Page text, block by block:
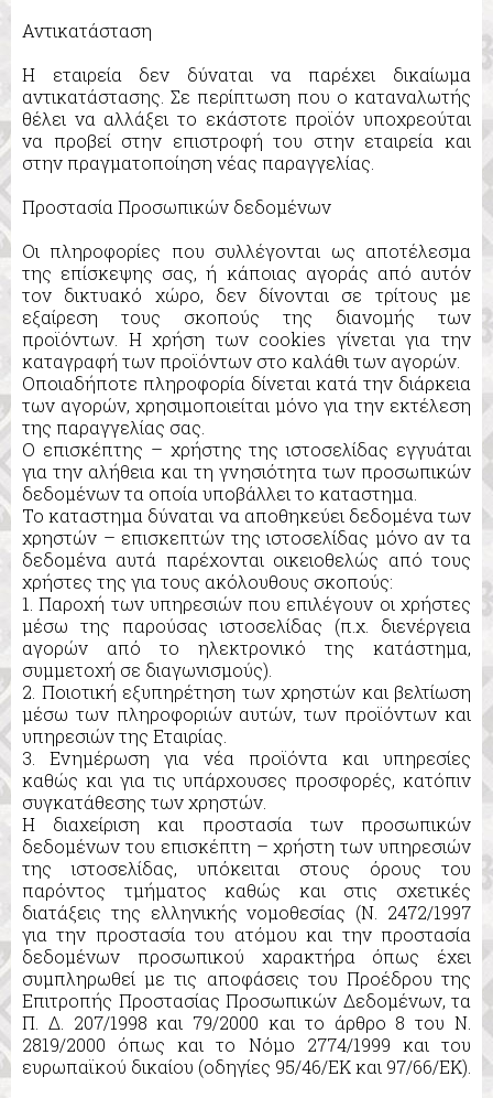
Αντικατάσταση
Η εταιρεία δεν δύναται να παρέχει δικαίωμα
αντικατάστασης. Σε περίπτωση που ο καταναλωτής
θέλει να αλλάξει το εκάστοτε προϊόν υποχρεούται
να προβεί στην επιστροφή του στην εταιρεία και
στην πραγματοποίηση νέας παραγγελίας.
Προστασία Προσωπικών δεδομένων
Οι πληροφορίες που συλλέγονται ως αποτέλεσμα
της επίσκεψης σας, ή κάποιας αγοράς από αυτόν
τον δικτυακό χώρο, δεν δίνονται σε τρίτους με
εξαίρεση τους σκοπούς της διανομής των
προϊόντων. Η χρήση των cookies γίνεται για την
καταγραφή των προϊόντων στο καλάθι των αγορών.
Οποιαδήποτε πληροφορία δίνεται κατά την διάρκεια
των αγορών, χρησιμοποιείται μόνο για την εκτέλεση
της παραγγελίας σας.
Ο επισκέπτης – χρήστης της ιστοσελίδας εγγυάται
για την αλήθεια και τη γνησιότητα των προσωπικών
δεδομένων τα οποία υποβάλλει το καταστημα.
Το καταστημα δύναται να αποθηκεύει δεδομένα των
χρηστών – επισκεπτών της ιστοσελίδας μόνο αν τα
δεδομένα αυτά παρέχονται οικειοθελώς από τους
χρήστες της για τους ακόλουθους σκοπούς:
1. Παροχή των υπηρεσιών που επιλέγουν οι χρήστες
μέσω της παρούσας ιστοσελίδας (π.χ. διενέργεια
αγορών από το ηλεκτρονικό της κατάστημα,
συμμετοχή σε διαγωνισμούς).
2. Ποιοτική εξυπηρέτηση των χρηστών και βελτίωση
μέσω των πληροφοριών αυτών, των προϊόντων και
υπηρεσιών της Εταιρίας.
3. Ενημέρωση για νέα προϊόντα και υπηρεσίες
καθώς και για τις υπάρχουσες προσφορές, κατόπιν
συγκατάθεσης των χρηστών.
Η διαχείριση και προστασία των προσωπικών
δεδομένων του επισκέπτη – χρήστη των υπηρεσιών
της ιστοσελίδας, υπόκειται στους όρους του
παρόντος τμήματος καθώς και στις σχετικές
διατάξεις της ελληνικής νομοθεσίας (Ν. 2472/1997
για την προστασία του ατόμου και την προστασία
δεδομένων προσωπικού χαρακτήρα όπως έχει
συμπληρωθεί με τις αποφάσεις του Προέδρου της
Επιτροπής Προστασίας Προσωπικών Δεδομένων, τα
Π. Δ. 207/1998 και 79/2000 και το άρθρο 8 του Ν.
2819/2000 όπως και το Νόμο 2774/1999 και του
ευρωπαϊκού δικαίου (οδηγίες 95/46/ΕΚ και 97/66/ΕΚ).